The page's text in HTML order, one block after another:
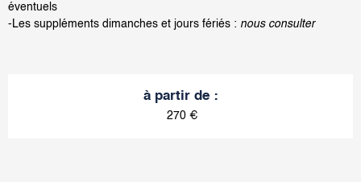
éventuels
-Les suppléments dimanches et jours fériés : nous consulter
à partir de :
270 €